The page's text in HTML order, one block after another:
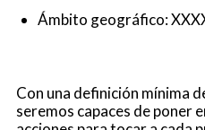
Ámbito geográfico:
Con una definición mínima
seremos capaces de poner